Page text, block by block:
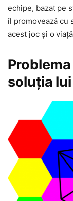
echipe, bazat pe
îl promovează cu
acest joc şi o
soluţia